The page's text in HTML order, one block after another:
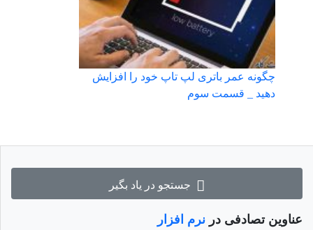
جستجو در یاد بگیر
عناوین تصادفی در نرم افزار
چگونه عمر باتری لپ تاپ خود را افزایش
دهید _ قسمت سوم